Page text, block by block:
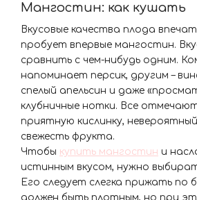
Мангостин: как кушать
Вкусовые качества плода
пробует впервые мангостин.
сравнить с чем-нибудь одним.
напоминает персик, другим –
спелый апельсин и даже
клубничные нотки. Все
приятную кислинку,
свежесть фрукта.
Чтобы купить мангостин и
истинным вкусом, нужно
Его следует слегка прижать по
должен быть плотным, но при